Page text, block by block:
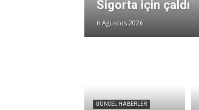
Sigorta için çaldı
6 Ağustos 2026
GÜNCEL HABERLER